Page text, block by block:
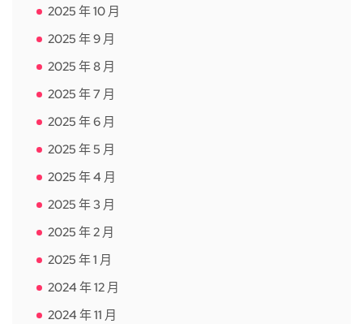
2025 年 10 月
2025 年 9 月
2025 年 8 月
2025 年 7 月
2025 年 6 月
2025 年 5 月
2025 年 4 月
2025 年 3 月
2025 年 2 月
2025 年 1 月
2024 年 12 月
2024 年 11 月